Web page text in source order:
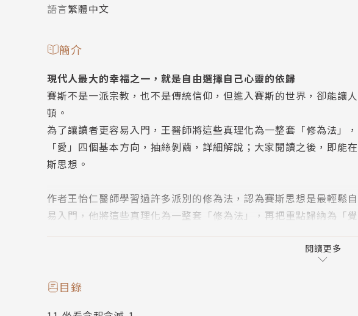
語言繁體中文
簡介
現代人最大的幸福之一，就是自由選擇自己心靈的依歸
賽斯不是一派宗教，也不是傳統信仰，但進入賽斯的世界，卻能讓
頓。
為了讓讀者更容易入門，王醫師將這些真理化為一整套「修為法」
「愛」四個基本方向，抽絲剝繭，詳細解說；大家閱讀之後，即
斯思想。
作者王怡仁醫師學習過許多派別的修為法，認為賽斯思想是最輕鬆
易入門，他將這些真理化為一整套「修為法」，再把重點歸納為「
人們內心都有著對喜樂平安的渴望，王醫師希望在讀書會的引領之
悅自在與平安。期盼有越來越多朋友，一起進入賽斯的「喜悅之道
閱讀更多
目錄